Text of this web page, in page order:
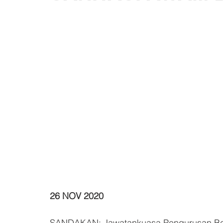
26 NOV 2020